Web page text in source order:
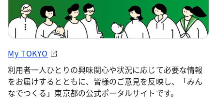
My TOKYO
利用者一人ひとりの興味関心や状況に応じて必要な情報
をお届けするとともに、皆様のご意見を反映し、「みん
なでつくる」東京都の公式ポータルサイトです。